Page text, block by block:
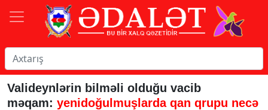
Valideynlərin bilməli olduğu vacib
məqam: yenidoğulmuşlarda qan qrupu necə